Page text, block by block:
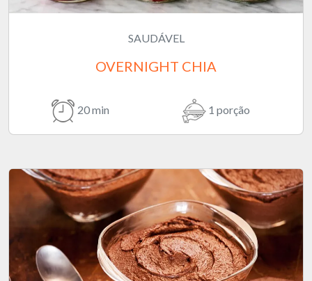
SAUDÁVEL
OVERNIGHT CHIA
20 min 1 porção